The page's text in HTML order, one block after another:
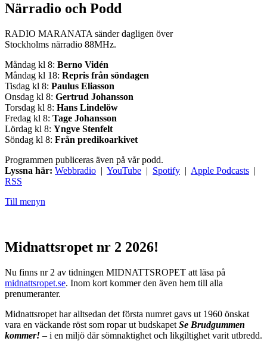
Närradio och Podd
RADIO MARANATA sänder dagligen över
Stockholms närradio 88MHz.
Måndag kl 8: Berno Vidén
Måndag kl 18: Repris från söndagen
Tisdag kl 8: Paulus Eliasson
Onsdag kl 8: Gertrud Johansson
Torsdag kl 8: Hans Lindelöw
Fredag kl 8: Tage Johansson
Lördag kl 8: Yngve Stenfelt
Söndag kl 8: Från predikoarkivet
Programmen publiceras även på vår podd.
Lyssna här: Webbradio | YouTube | Spotify | Apple Podcasts |
RSS
Till menyn
Midnattsropet nr 2 2026!
Nu finns nr 2 av tidningen MIDNATTSROPET att läsa på
midnattsropet.se. Inom kort kommer den även hem till alla
prenumeranter.
Midnattsropet har alltsedan det första numret gavs ut 1960 önskat
vara en väckande röst som ropar ut budskapet Se Brudgummen
kommer! – i en miljö där sömnaktighet och likgiltighet varit utbredd.